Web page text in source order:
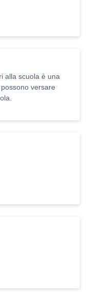
alla scuola è una
versare